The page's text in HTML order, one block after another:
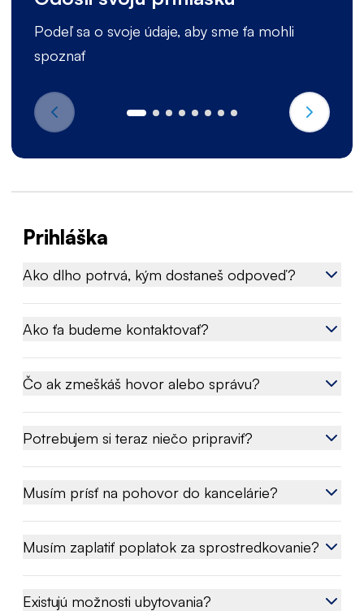
Podeľ sa o svoje údaje, aby sme ťa mohli
spoznať
Prihláška
Ako dlho potrvá, kým dostaneš odpoveď?
Ako ťa budeme kontaktovať?
Čo ak zmeškáš hovor alebo správu?
Potrebujem si teraz niečo pripraviť?
Musím prísť na pohovor do kancelárie?
Musím zaplatiť poplatok za sprostredkovanie?
Existujú možnosti ubytovania?